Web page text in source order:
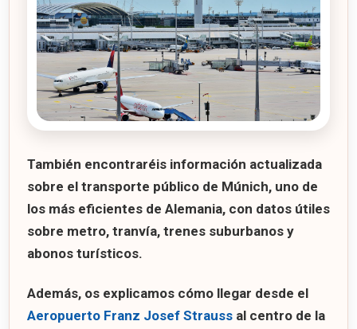
También encontraréis información actualizada
sobre el transporte público de Múnich, uno de
los más eficientes de Alemania, con datos útiles
sobre metro, tranvía, trenes suburbanos y
abonos turísticos.
Además, os explicamos cómo llegar desde el
Aeropuerto Franz Josef Strauss al centro de la